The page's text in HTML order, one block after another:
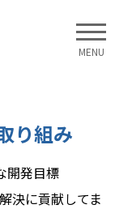
MENU
り組み
開発目標
決に貢献してま